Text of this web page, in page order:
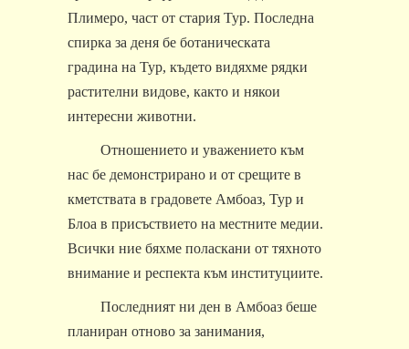
Плимеро, част от стария Тур. Последна
спирка за деня бе ботаническата
градина на Тур, където видяхме рядки
растителни видове, както и някои
интересни животни.
Отношението и уважението към
нас бе демонстрирано и от срещите в
кметствата в градовете Амбоаз, Тур и
Блоа в присъствието на местните медии.
Всички ние бяхме поласкани от тяхното
внимание и респекта към институциите.
Последният ни ден в Амбоаз беше
планиран отново за занимания,